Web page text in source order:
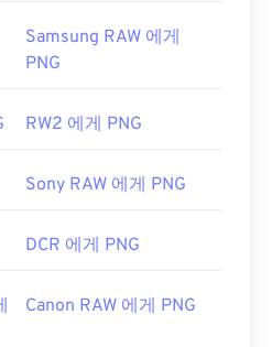
1일
Samsung RAW 에게
PNG
RW2 에게 PNG
Sony RAW 에게 PNG
DCR 에게 PNG
Canon RAW 에게 PNG